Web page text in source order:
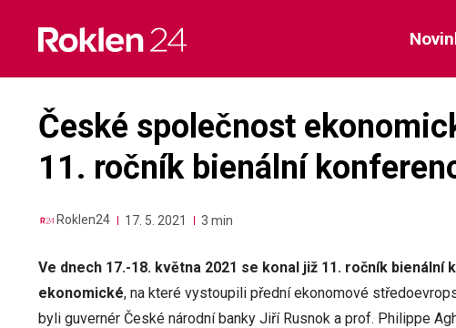
content
České společnost
11. ročník bienální
Roklen24 17. 5. 2021 3 min
Ve dnech 17.-18. května 2021 se konal již 11. ročník
ekonomické, na které vystoupili přední ekonomové
byli guvernér České národní banky Jiří Rusnok a prof. Philippe